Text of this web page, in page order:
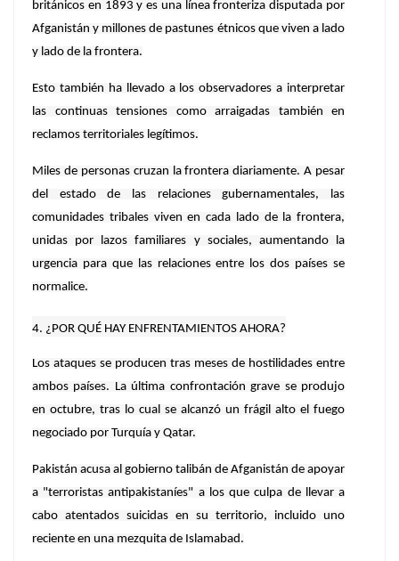
británicos en 1893 y es una línea fronteriza disputada por
Afganistán y millones de pastunes étnicos que viven a lado
y lado de la frontera.
Esto también ha llevado a los observadores a interpretar
las continuas tensiones como arraigadas también en
reclamos territoriales legítimos.
Miles de personas cruzan la frontera diariamente. A pesar
del estado de las relaciones gubernamentales, las
comunidades tribales viven en cada lado de la frontera,
unidas por lazos familiares y sociales, aumentando la
urgencia para que las relaciones entre los dos países se
normalice.
4. ¿POR QUÉ HAY ENFRENTAMIENTOS AHORA?
Los ataques se producen tras meses de hostilidades entre
ambos países. La última confrontación grave se produjo
en octubre, tras lo cual se alcanzó un frágil alto el fuego
negociado por Turquía y Qatar.
Pakistán acusa al gobierno talibán de Afganistán de apoyar
a "terroristas antipakistaníes" a los que culpa de llevar a
cabo atentados suicidas en su territorio, incluido uno
reciente en una mezquita de Islamabad.